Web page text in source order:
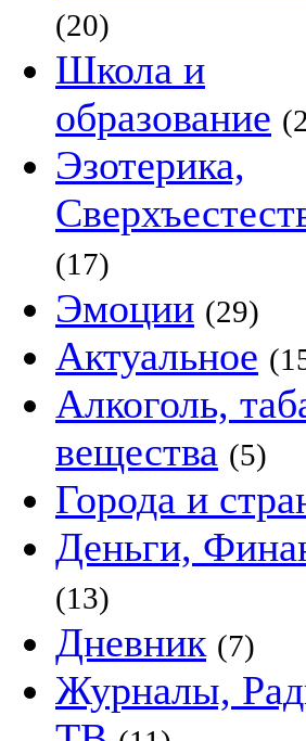
(20)
Школа и
образование
Эзотерика,
(17)
Эмоции (29)
Актуальное
Алкоголь,
вещества (5)
Города и
Деньги,
(13)
Дневник (7)
Журналы,